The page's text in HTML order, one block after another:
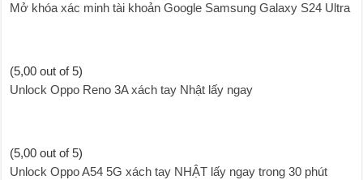
Mở khóa xác minh tài khoản Google Samsung Galaxy S24 Ultra
(5,00 out of 5)
Unlock Oppo Reno 3A xách tay Nhật lấy ngay
(5,00 out of 5)
Unlock Oppo A54 5G xách tay NHẬT lấy ngay trong 30 phút